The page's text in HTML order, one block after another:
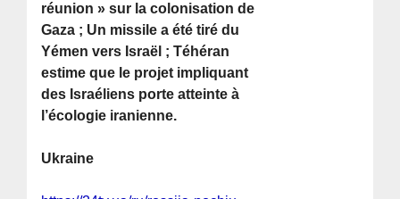
réunion » sur la colonisation de
Gaza ; Un missile a été tiré du
Yémen vers Israël ; Téhéran
estime que le projet impliquant
des Israéliens porte atteinte à
l’écologie iranienne.
Ukraine